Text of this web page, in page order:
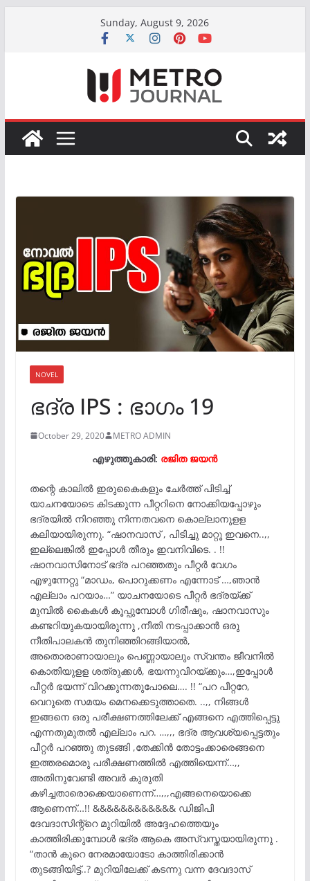
Sunday, August 9, 2026
NOVEL
ഭദ്ര IPS : ഭാഗം 19
October 29, 2020 METRO ADMIN
എഴുത്തുകാരി: രജിത ജയൻ
തന്റെ കാലിൽ ഇരുകൈകളും ചേർത്ത് പിടിച്ച്
യാചനയോടെ കിടക്കുന്ന പീറ്ററിനെ നോക്കിയപ്പോഴും
ഭദ്രയിൽ നിറഞ്ഞു നിന്നതവനെ കൊല്ലാനുളള
കലിയായിരുന്നു. “ഷാനവാസ് , പിടിച്ചു മാറ്റൂ ഇവനെ..,,
ഇല്ലെങ്കിൽ ഇപ്പോൾ തീരും ഇവനിവിടെ. . !!
ഷാനവാസിനോട് ഭദ്ര പറഞ്ഞതും പീറ്റർ വേഗം
എഴുന്നേറ്റു “മാഡം, പൊറുക്കണം എന്നോട് …,ഞാൻ
എല്ലാം പറയാം…” യാചനയോടെ പീറ്റർ ഭദ്രയ്ക്ക്
മുമ്പിൽ കൈകൾ കൂപ്പുമ്പോൾ ഗിരീഷും, ഷാനവാസും
കണ്ടറിയുകയായിരുന്നു ,നീതി നടപ്പാക്കാൻ ഒരു
നീതിപാലകൻ തുനിഞ്ഞിറങ്ങിയാൽ,
അതൊരാണായാലും പെണ്ണായാലും സ്വന്തം ജീവനിൽ
കൊതിയുളള ശത്രുക്കൾ, ഭയന്നുവിറയ്ക്കും…,ഇപ്പോൾ
പീറ്റർ ഭയന്ന് വിറക്കുന്നതുപോലെ…. !! “പറ പീറ്ററേ,
വെറുതെ സമയം മെനക്കെടുത്താതെ. ..,, നിങ്ങൾ
ഇങ്ങനെ ഒരു പരീക്ഷണത്തിലേക്ക് എങ്ങനെ എത്തിപ്പെട്ടു
എന്നതുമുതൽ എല്ലാം പറ. …,,, ഭദ്ര ആവശ്യപ്പെട്ടതും
പീറ്റർ പറഞ്ഞു തുടങ്ങി ,തേക്കിൻ തോട്ടംക്കാരെങ്ങനെ
ഇത്തരമൊരു പരീക്ഷണത്തിൽ എത്തിയെന്ന്…,,
അതിനുവേണ്ടി അവർ കുരുതി
കഴിച്ചതാരൊക്കെയാണെന്ന്…,,,എങ്ങനെയൊക്കെ
ആണെന്ന്…!! &&&&&&&&&&&& ഡിജിപി
ദേവദാസിന്റ്റെ മുറിയിൽ അദ്ദേഹത്തെയും
കാത്തിരിക്കുമ്പോൾ ഭദ്ര ആകെ അസ്വസ്തയായിരുന്നു .
“താൻ കുറെ നേരമായോടോ കാത്തിരിക്കാൻ
തുടങ്ങിയിട്ട്..? മുറിയിലേക്ക് കടന്നു വന്ന ദേവദാസ്